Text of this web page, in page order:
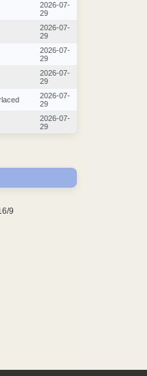
2026-07-
29
2026-07-
29
2026-07-
29
2026-07-
29
2026-07-
29
2026-07-
29
9